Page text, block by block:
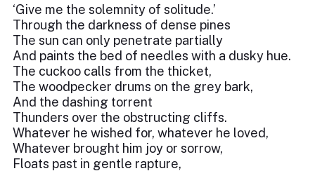
‘Give me the solemnity of solitude.’
Through the darkness of dense pines
The sun can only penetrate partially
And paints the bed of needles with a dusky hue.
The cuckoo calls from the thicket,
The woodpecker drums on the grey bark,
And the dashing torrent
Thunders over the obstructing cliffs.
Whatever he wished for, whatever he loved,
Whatever brought him joy or sorrow,
Floats past in gentle rapture,